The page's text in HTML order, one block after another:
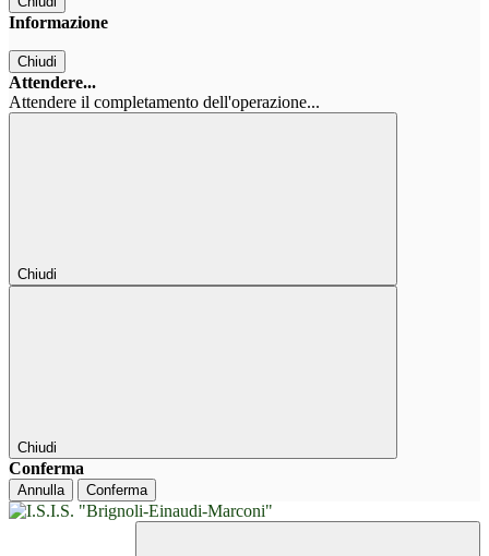
Informazione
Chiudi
Attendere...
Attendere il completamento dell'operazione...
Chiudi
Chiudi
Conferma
Annulla Conferma